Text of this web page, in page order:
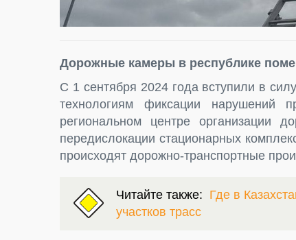
Дорожные камеры в республике
С 1 сентября 2024 года вступили в
технологиям фиксации нарушений
региональном центре организации
передислокации стационарных
происходят дорожно-транспортные
Читайте также: Где в
участков трасс